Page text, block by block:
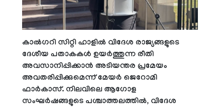
കാൽഗറി സിറ്റി ഹാളിൽ വിദേശ രാജ്യങ്ങളുടെ
ദേശീയ പതാകകൾ ഉയർത്തുന്ന രീതി
അവസാനിപ്പിക്കാൻ അടിയന്തര പ്രമേയം
അവതരിപ്പിക്കുമെന്ന് മേയർ ജെറോമി
ഫാർകാസ്. നിലവിലെ ആഗോള
സംഘർഷങ്ങളുടെ പശ്ചാത്തലത്തിൽ, വിദേശ